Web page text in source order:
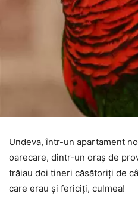
Undeva, într-un apartament
oarecare, dintr-un oraș de
trăiau doi tineri căsătoriți de
care erau și fericiți, culmea!